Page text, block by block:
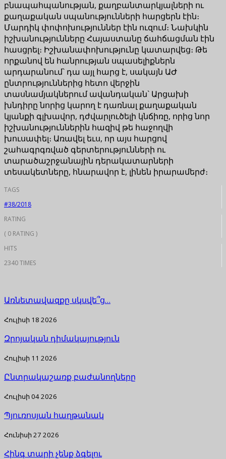
բնապահպանության, քաղբանտարկյալների ու
քաղաքական սպանությունների հարցերն էին։
Մարդիկ փոփոխություններ էին ուզում։ Նախկին
իշխանությունները Հայաստանը ճահճացման էին
հասցրել։ Իշխանափոխությունը կատարվեց։ Թե
որքանով են հանրության սպասելիքներն
արդարանում` դա այլ հարց է, սակայն ԱԺ
ընտրություններից հետո վերջին
տասնամյակներում ավանդական` Արցախի
խնդիրը նորից կարող է դառնալ քաղաքական
կյանքի գլխավոր, դժվարլուծելի կնճիռը, որից նոր
իշխանություններին հազիվ թե հաջողվի
խուսափել։ Առավել եւս, որ այս հարցով
շահագրգռված գերտերությունների ու
տարածաշրջանային դերակատարների
տեսակետները, հնարավոր է, լինեն իրարամերժ։
TAGS
#38/2018
RATING
( 0 RATING )
HITS
2340 TIMES
Առնետավազքը սկսվե՞ց…
Հուլիսի 18 2026
Զրոյական դիմակայություն
Հուլիսի 11 2026
Ընտրակաշառք բաժանողները
Հուլիսի 04 2026
Պյուռոսյան հաղթանակ
Հունիսի 27 2026
Հինգ տարի չենք ձգելու